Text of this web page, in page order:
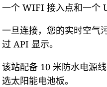
一个 WIFI 接入点和一个
一旦连接，您的实时空气
过 API 显示。
该站配备 10 米防水电源
选太阳能电池板。